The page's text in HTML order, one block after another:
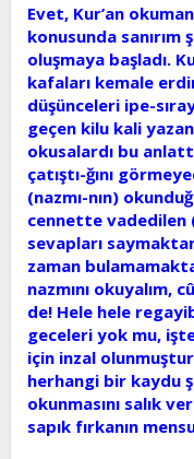
Evet, Kur’an
konusunda
oluşmaya başladı.
kafaları kemale
düşünceleri ipe-
geçen kilu kali
okusalardı bu
çatıştı-ğını
(nazmı-nın)
cennette vadedilen
sevapları
zaman
nazmını okuyalım,
de! Hele hele
geceleri yok mu,
için inzal olunmuştur.
herhangi bir kaydu
okunmasını salık
sapık fırkanın